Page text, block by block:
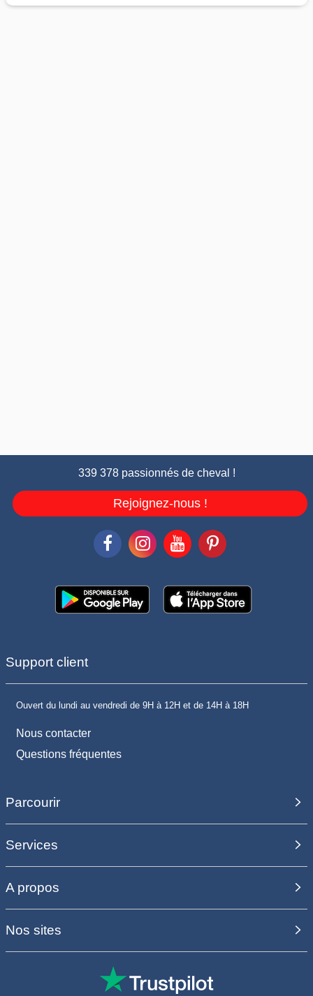
339 378 passionnés de cheval !
Rejoignez-nous !
Support client
Ouvert du lundi au vendredi de 9H à 12H et de 14H à 18H
Nous contacter
Questions fréquentes
Parcourir
Services
A propos
Nos sites